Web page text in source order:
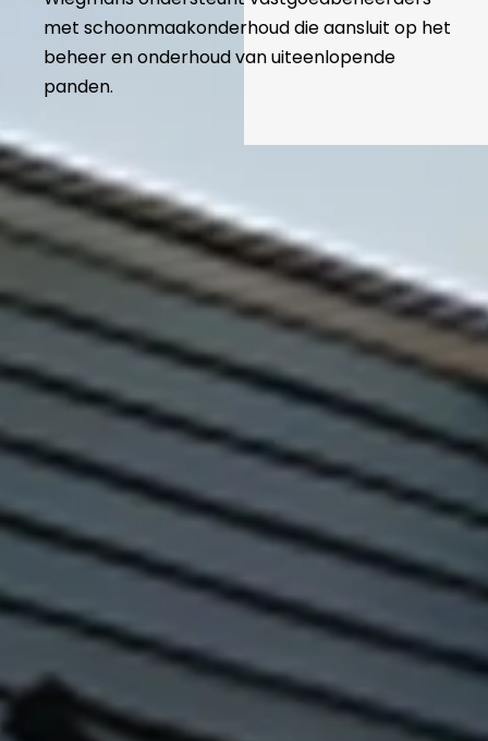
met schoonmaakonderhoud die aansluit op het
beheer en onderhoud van uiteenlopende
panden.